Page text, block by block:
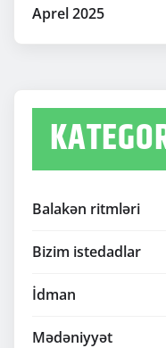
Aprel 2025
Balakən ritmləri
Bizim istedadlar
İdman
Mədəniyyət